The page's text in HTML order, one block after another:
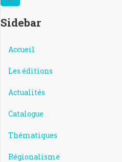
Sidebar
Accueil
Les éditions
Actualités
Catalogue
Thématiques
Régionalisme